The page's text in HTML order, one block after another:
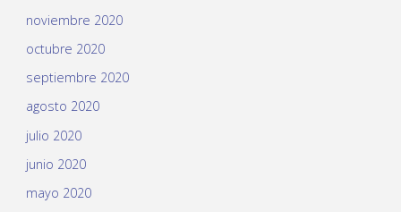
noviembre 2020
octubre 2020
septiembre 2020
agosto 2020
julio 2020
junio 2020
mayo 2020